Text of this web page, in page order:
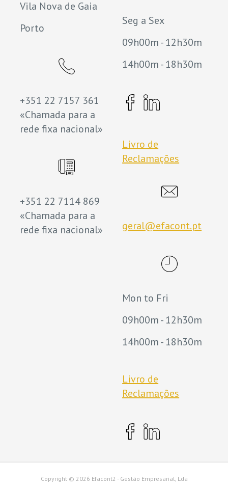
Vila Nova de Gaia
Porto
+351 22 7157 361
«Chamada para a
rede fixa nacional»
+351 22 7114 869
«Chamada para a
rede fixa nacional»
Seg a Sex
09h00m - 12h30m
14h00m - 18h30m
Livro de
Reclamações
geral@efacont.pt
Mon to Fri
09h00m - 12h30m
14h00m - 18h30m
Livro de
Reclamações
Copyright © 2026 Efacont2 - Gestão Empresarial, Lda